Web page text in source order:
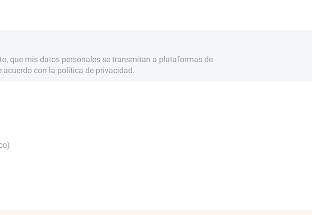
que mis datos personales se transmitan a plataformas de
con la política de privacidad.